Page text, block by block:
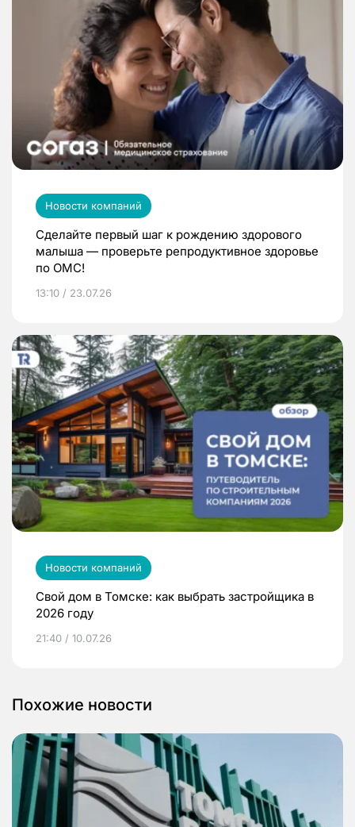
Новости компаний
Сделайте первый шаг к рождению здорового
малыша — проверьте репродуктивное здоровье
по ОМС!
13:10 / 23.07.26
Новости компаний
Свой дом в Томске: как выбрать застройщика в
2026 году
21:40 / 10.07.26
Похожие новости